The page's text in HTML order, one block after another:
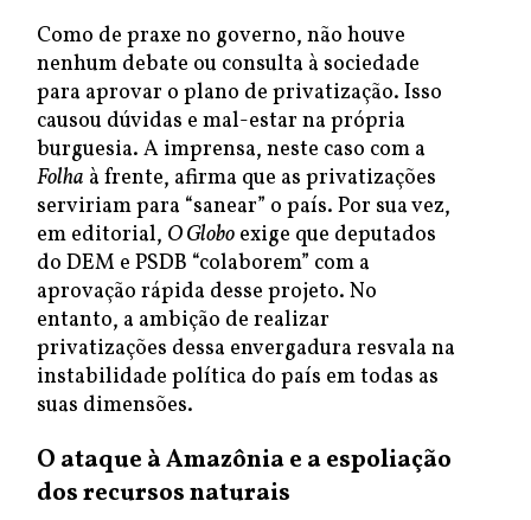
Como de praxe no governo, não houve
nenhum debate ou consulta à sociedade
para aprovar o plano de privatização. Isso
causou dúvidas e mal-estar na própria
burguesia. A imprensa, neste caso com a
Folha à frente, afirma que as privatizações
serviriam para “sanear” o país. Por sua vez,
em editorial, O Globo exige que deputados
do DEM e PSDB “colaborem” com a
aprovação rápida desse projeto. No
entanto, a ambição de realizar
privatizações dessa envergadura resvala na
instabilidade política do país em todas as
suas dimensões.
O ataque à Amazônia e a espoliação
dos recursos naturais